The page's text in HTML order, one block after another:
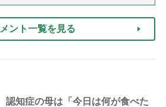
ント一覧を見る
認知症の母は「今日は何が食べた